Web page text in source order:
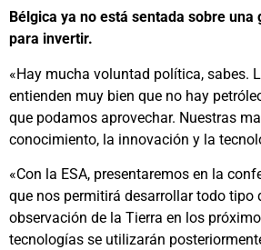
Bélgica ya no está sentada sobre
para invertir.
«Hay mucha voluntad política, sabes.
entienden muy bien que no hay
que podamos aprovechar. Nuestras
conocimiento, la innovación y la
«Con la ESA, presentaremos en la
que nos permitirá desarrollar todo tipo
observación de la Tierra en los
tecnologías se utilizarán